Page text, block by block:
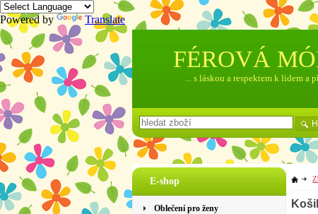
Powered by Translate
E-shop
Oblečení pro ženy
FÉROVÁ
... s láskou a respektem k lidem a